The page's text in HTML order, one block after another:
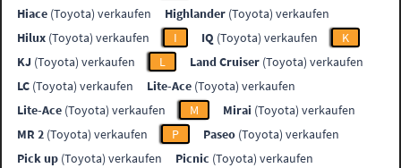
Hiace (Toyota) verkaufen Highlander (Toyota) verkaufen
Hilux (Toyota) verkaufen I IQ (Toyota) verkaufen
K
KJ (Toyota) verkaufen L Land Cruiser (Toyota) verkaufen
LC (Toyota) verkaufen Lite-Ace (Toyota) verkaufen
Lite-Ace (Toyota) verkaufen M Mirai (Toyota) verkaufen
MR 2 (Toyota) verkaufen P Paseo (Toyota) verkaufen
Pick up (Toyota) verkaufen Picnic (Toyota) verkaufen